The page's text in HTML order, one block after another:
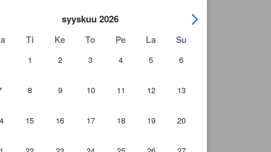
syyskuu 2026
Ti Ke To Pe La Su
1 2 3 4 5 6
8 9 10 11 12 13
15 16 17 18 19 20
+23 asiakaskuvaa